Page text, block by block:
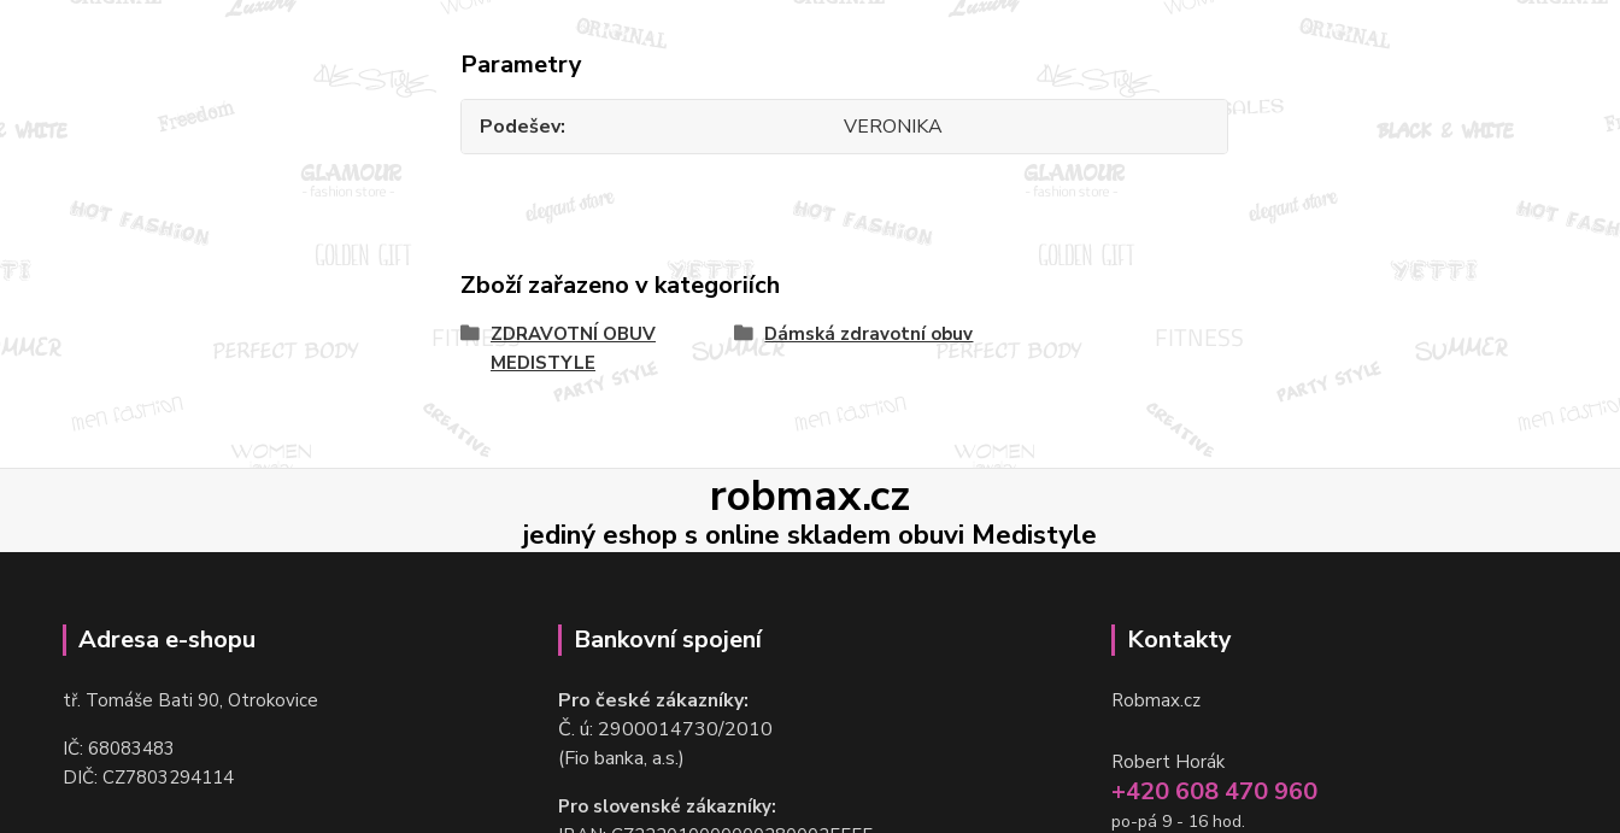
Parametry
Podešev VERONIKA
Zboží zařazeno v kategoriích
ZDRAVOTNÍ OBUV
MEDISTYLE
Dámská zdravotní obuv
robmax.cz
jediný eshop s online skladem obuvi Medistyle
Adresa e-shopu
tř. Tomáše Bati 90, Otrokovice
IČ: 68083483
DIČ: CZ7803294114
Bankovní spojení
Pro české zákazníky:
Č. ú: 2900014730/2010
(Fio banka, a.s.)
Pro slovenské zákazníky:
Kontakty
Robmax.cz
Robert Horák
+420 608 470 960
po-pá 9 - 16 hod.